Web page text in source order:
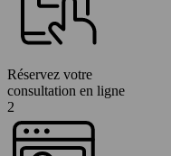
Réservez votre
consultation en ligne
2